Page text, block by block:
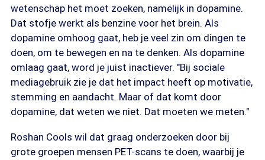
wetenschap het moet zoeken, namelijk in dopamine.
Dat stofje werkt als benzine voor het brein. Als
dopamine omhoog gaat, heb je veel zin om dingen te
doen, om te bewegen en na te denken. Als dopamine
omlaag gaat, word je juist inactiever. "Bij sociale
mediagebruik zie je dat het impact heeft op motivatie,
stemming en aandacht. Maar of dat komt door
dopamine, dat weten we niet. Dat moeten we meten."
Roshan Cools wil dat graag onderzoeken door bij
grote groepen mensen PET-scans te doen, waarbij je